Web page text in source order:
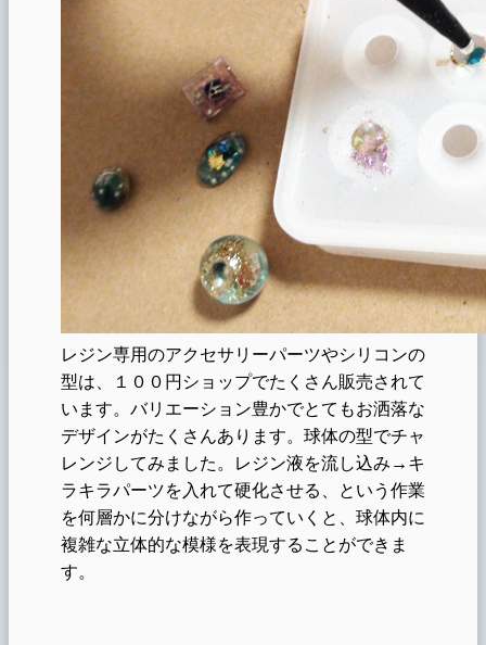
レジン専用のアクセサリーパーツやシリコンの
型は、１００円ショップでたくさん販売されて
います。バリエーション豊かでとてもお洒落な
デザインがたくさんあります。球体の型でチャ
レンジしてみました。レジン液を流し込み→キ
ラキラパーツを入れて硬化させる、という作業
を何層かに分けながら作っていくと、球体内に
複雑な立体的な模様を表現することができま
す。